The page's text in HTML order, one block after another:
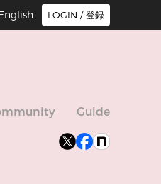
LOGIN / 登録
Guide